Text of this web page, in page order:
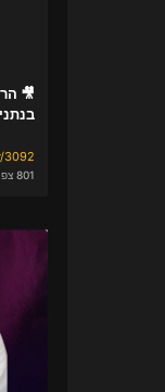
🎥
בנתניה 04-
3092
801 צפיות